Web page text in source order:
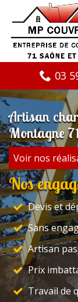
03
Artisan
Montagne
Voir nos
Nos
Devis et
Sans
Artisan
Prix
Travail de